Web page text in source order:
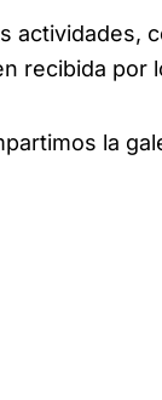
actividades,
recibida por
la